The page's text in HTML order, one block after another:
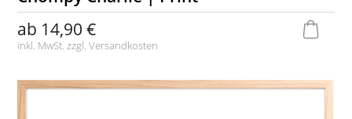
ab 14,90 €
inkl. MwSt. zzgl.Versandkosten